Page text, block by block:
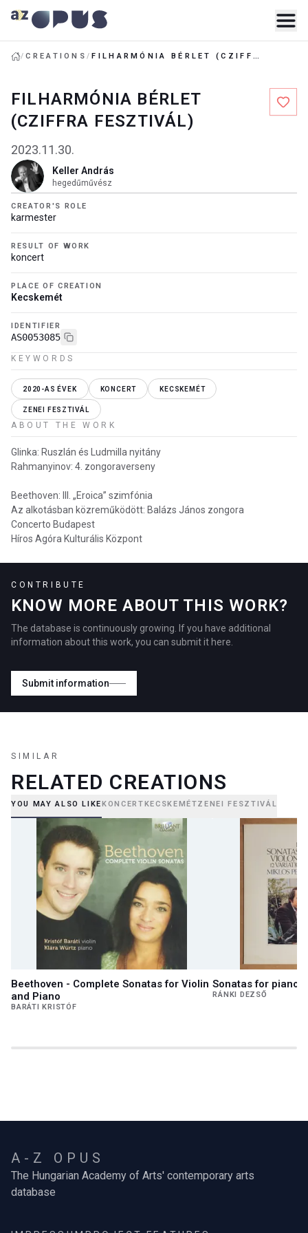
/CREATIONS/ FILHARMÓNIA BÉRLET (CZIFFRA FESZTIVÁL)
FILHARMÓNIA BÉRLET
(CZIFFRA FESZTIVÁL)
2023.11.30.
Keller András
hegedűművész
CREATOR'S ROLE
karmester
RESULT OF WORK
koncert
PLACE OF CREATION
Kecskemét
IDENTIFIER
AS0053085
KEYWORDS
2020-AS ÉVEK KONCERT KECSKEMÉT
ZENEI FESZTIVÁL
ABOUT THE WORK
Glinka: Ruszlán és Ludmilla nyitány
Rahmanyinov: 4. zongoraverseny
Beethoven: III. „Eroica” szimfónia
Az alkotásban közreműködött: Balázs János zongora
Concerto Budapest
Híros Agóra Kulturális Központ
CONTRIBUTE
KNOW MORE ABOUT THIS WORK?
The database is continuously growing. If you have additional
information about this work, you can submit it here.
Submit information
SIMILAR
RELATED CREATIONS
YOU MAY ALSO LIKEKONCERTKECSKEMÉTZENEI FESZTIVÁL
Beethoven - Complete Sonatas for Violin
and Piano
BARÁTI KRISTÓF
Sonatas for piano
RÁNKI DEZSŐ
A-Z OPUS
The Hungarian Academy of Arts' contemporary arts
database